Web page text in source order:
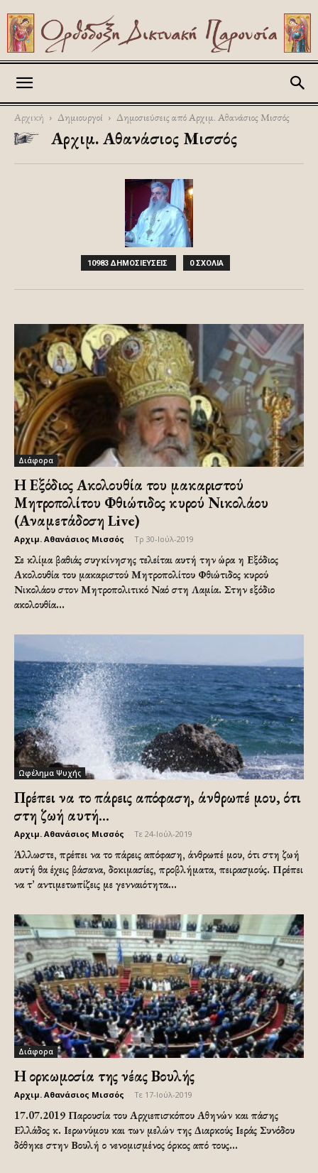
Αρχική Δημιουργοί Δημοσιεύσεις από Αρχιμ. Αθανάσιος Μισσός
Αρχιμ. Αθανάσιος Μισσός
10983 ΔΗΜΟΣΙΕΥΣΕΙΣ 0 ΣΧΟΛΙΑ
Διάφορα
Η Εξόδιος Ακολουθία του μακαριστού
Μητροπολίτου Φθιώτιδος κυρού Νικολάου
(Αναμετάδοση Live)
Αρχιμ. Αθανάσιος Μισσός Τρ 30-Ιούλ-2019
Σε κλίμα βαθιάς συγκίνησης τελείται αυτή την ώρα η Εξόδιος
Ακολουθία του μακαριστού Μητροπολίτου Φθιώτιδος κυρού
Νικολάου στον Μητροπολιτικό Ναό στη Λαμία. Στην εξόδιο
ακολουθία...
Ωφέλημα Ψυχής
Πρέπει να το πάρεις απόφαση, άνθρωπέ μου, ότι
στη ζωή αυτή...
Αρχιμ. Αθανάσιος Μισσός Τε 24-Ιούλ-2019
Άλλωστε, πρέπει να το πάρεις απόφαση, άνθρωπέ μου, ότι στη ζωή
αυτή θα έχεις βάσανα, δοκιμασίες, προβλήματα, πειρασμούς. Πρέπει
να τ’ αντιμετωπίζεις με γενναιότητα...
Διάφορα
Η ορκωμοσία της νέας Βουλής
Αρχιμ. Αθανάσιος Μισσός Τε 17-Ιούλ-2019
17.07.2019 Παρουσία του Αρχιεπισκόπου Αθηνών και πάσης
Ελλάδος κ. Ιερωνύμου και των μελών της Διαρκούς Ιεράς Συνόδου
δόθηκε στην Βουλή ο νενομισμένος όρκος από τους...